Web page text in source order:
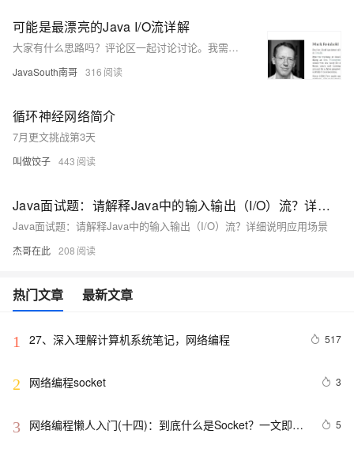
可能是最漂亮的Java I/O流详解
大家有什么思路吗？评论区一起讨论讨论。我需要使用 Java 逐行读取大约 5-6 GB 的大型文本文件。我怎样才能快速完成此操作？最高赞的回答是叫Peter Lawrey的老哥回答的。大家好，我是南哥。一个Java学习与进阶的领路人，今天指南的是Java I/O流，跟着南哥我们一起在Java之路上成长。本文收录在我开源的《Java学习进阶指南》中，涵盖了想要学习Java、成为更好的Java选手都在偷偷看的核心知识、面试重点。
JavaSouth南哥 316
循环神经网络简介
7月更文挑战第3天
叫做饺子 443
Java面试题：请解释Java中的输入输出（I/O）流？详细说明应用场景
Java面试题：请解释Java中的输入输出（I/O）流？详细说明应用场景
杰哥在此 208
热门文章 最新文章
1 27、深入理解计算机系统笔记，网络编程 517
2 网络编程socket 3
3
网络编程懒人入门(十四)：到底什么是Socket？一文即
5